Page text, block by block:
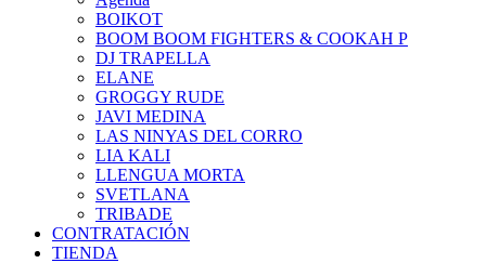
BOIKOT
BOOM BOOM FIGHTERS & COOKAH P
DJ TRAPELLA
ELANE
GROGGY RUDE
JAVI MEDINA
LAS NINYAS DEL CORRO
LIA KALI
LLENGUA MORTA
SVETLANA
TRIBADE
CONTRATACIÓN
TIENDA